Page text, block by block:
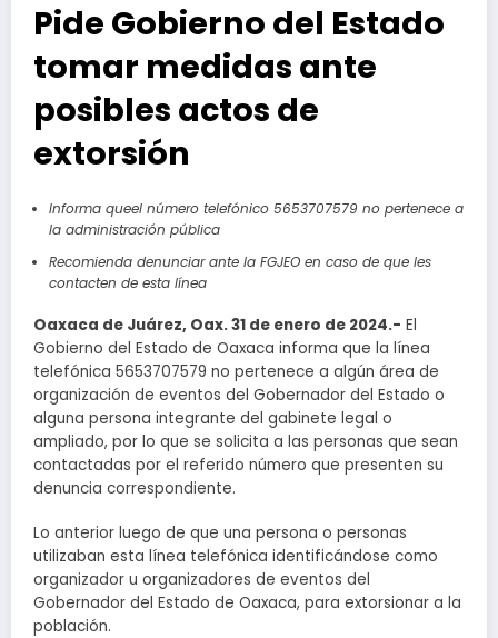
Pide Gobierno del Estado
tomar medidas ante
posibles actos de
extorsión
Informa queel número telefónico 5653707579 no pertenece a
la administración pública
Recomienda denunciar ante la FGJEO en caso de que les
contacten de esta línea
Oaxaca de Juárez, Oax. 31 de enero de 2024.- El
Gobierno del Estado de Oaxaca informa que la línea
telefónica 5653707579 no pertenece a algún área de
organización de eventos del Gobernador del Estado o
alguna persona integrante del gabinete legal o
ampliado, por lo que se solicita a las personas que sean
contactadas por el referido número que presenten su
denuncia correspondiente.
Lo anterior luego de que una persona o personas
utilizaban esta línea telefónica identificándose como
organizador u organizadores de eventos del
Gobernador del Estado de Oaxaca, para extorsionar a la
población.